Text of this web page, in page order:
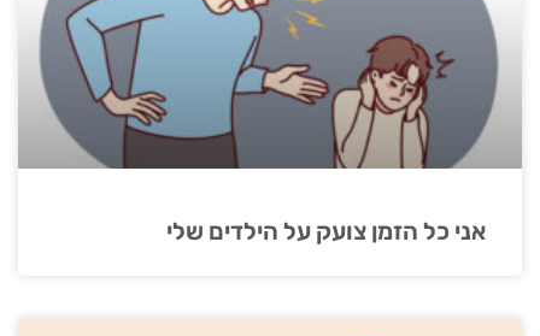
אני כל הזמן צועק על הילדים שלי